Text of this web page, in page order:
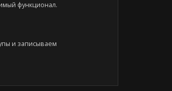
функционал.
и записываем